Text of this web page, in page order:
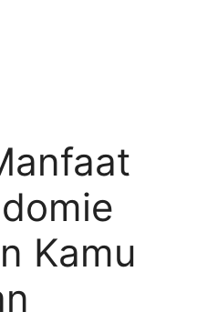
Kamu